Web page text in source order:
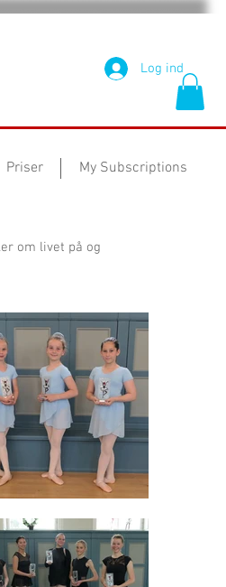
Log ind
Priser My Subscriptions
om livet på og